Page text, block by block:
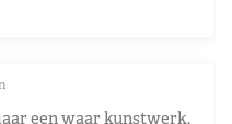
een waar kunstwerk.